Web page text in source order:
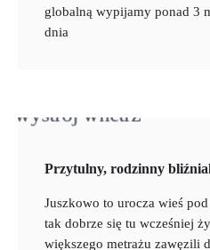
globalną wypijamy ponad 3
dnia
Przytulny, rodzinny
Juszkowo to urocza wieś
tak dobrze się tu wcześniej
większego metrażu zawęzili